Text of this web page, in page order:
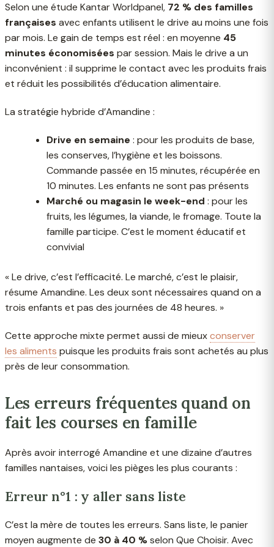
Selon une étude Kantar Worldpanel, 72 % des familles
françaises avec enfants utilisent le drive au moins une fois
par mois. Le gain de temps est réel : en moyenne 45
minutes économisées par session. Mais le drive a un
inconvénient : il supprime le contact avec les produits frais
et réduit les possibilités d’éducation alimentaire.
La stratégie hybride d’Amandine :
Drive en semaine : pour les produits de base,
les conserves, l’hygiène et les boissons.
Commande passée en 15 minutes, récupérée en
10 minutes. Les enfants ne sont pas présents
Marché ou magasin le week-end : pour les
fruits, les légumes, la viande, le fromage. Toute la
famille participe. C’est le moment éducatif et
convivial
« Le drive, c’est l’efficacité. Le marché, c’est le plaisir,
résume Amandine. Les deux sont nécessaires quand on a
trois enfants et pas des journées de 48 heures. »
Cette approche mixte permet aussi de mieuxconserver
les aliments puisque les produits frais sont achetés au plus
près de leur consommation.
Les erreurs fréquentes quand on
fait les courses en famille
Après avoir interrogé Amandine et une dizaine d’autres
familles nantaises, voici les pièges les plus courants :
Erreur n°1 : y aller sans liste
C’est la mère de toutes les erreurs. Sans liste, le panier
moyen augmente de 30 à 40 %selon Que Choisir. Avec